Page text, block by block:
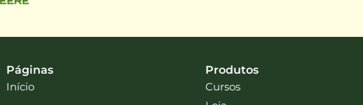
Páginas
Início
Produtos
Cursos